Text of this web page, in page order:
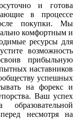
и готова
в процессе
покупки. Мы
комфортным и
ресурсы для
возможность
прибыльную
наставников
успешных
на форекс и
Ваш успех
несмотря на